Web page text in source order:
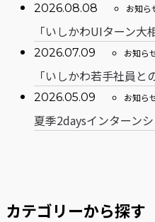
2026.08.08
カ
テ
ゴ
リ
ー：
お知ら
「いしかわUIターン
2026.07.09
カ
テ
ゴ
リ
お知ら
「いしかわ若手社員
2026.05.09
カ
テ
お知ら
夏季2daysインターン
カテゴリーから探す